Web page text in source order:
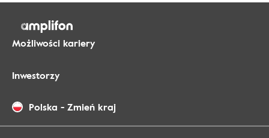
Możliwości kariery
Inwestorzy
Polska - Zmień kraj